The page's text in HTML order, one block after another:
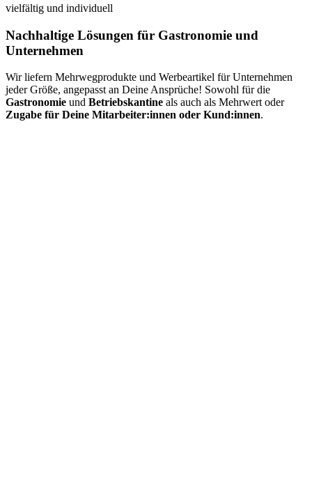
vielfältig und individuell
Nachhaltige Lösungen für Gastronomie und
Unternehmen
Wir liefern Mehrwegprodukte und Werbeartikel für Unternehmen
jeder Größe, angepasst an Deine Ansprüche! Sowohl für die
Gastronomie und Betriebskantine als auch als Mehrwert oder
Zugabe für Deine Mitarbeiter:innen oder Kund:innen.